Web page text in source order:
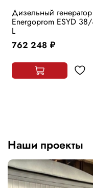
Дизельный генератор
Energoprom ESYD
L
762 248 руб.
Наши проекты